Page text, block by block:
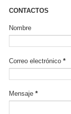
CONTACTOS
Nombre
Correo electrónico *
Mensaje *